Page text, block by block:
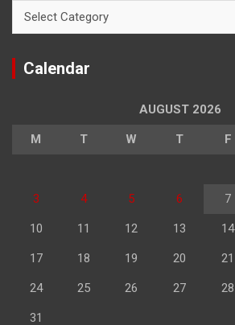
Calendar
AUGUST 2026
M T W T F
3 4 5 6 7
10 11 12 13 14
17 18 19 20 21
24 25 26 27 28
31